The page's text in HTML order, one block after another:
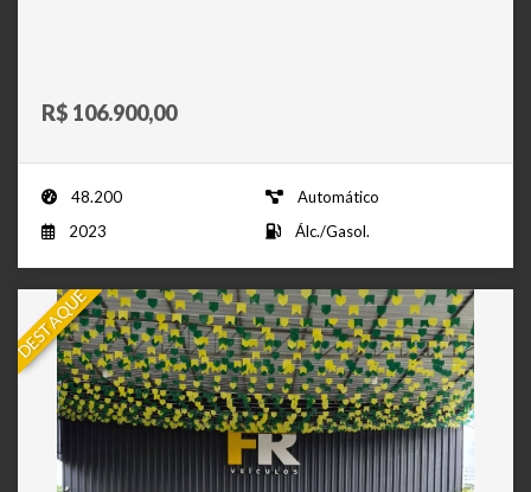
R$ 106.900,00
48.200
Automático
2023
Álc./Gasol.
DESTAQUE